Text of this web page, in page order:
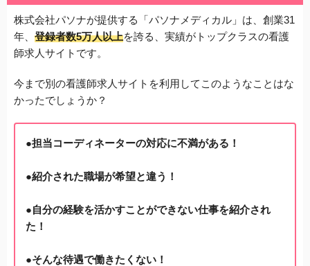
株式会社パソナが提供する「パソナメディカル」は、創業31
年、 登録者数5万人以上を誇る、実績がトップクラスの看護
師求人サイトです。
今まで別の看護師求人サイトを利用してこのようなことはな
かったでしょうか？
●担当コーディネーターの対応に不満がある！
●紹介された職場が希望と違う！
●自分の経験を活かすことができない仕事を紹介され
た！
●そんな待遇で働きたくない！